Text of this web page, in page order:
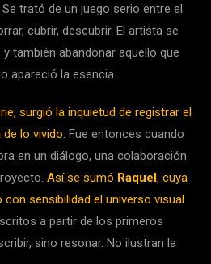
Se trató de un juego serio entre el
cubrir, descubrir. El artista se
también abandonar aquello que
apareció la esencia.
surgió la inquietud de registrar el
lo vivido. Fue entonces cuando
en un diálogo, una colaboración
Así se sumó Raquel, cuya
sensibilidad el universo visual
a partir de los primeros
sino resonar. No ilustran la